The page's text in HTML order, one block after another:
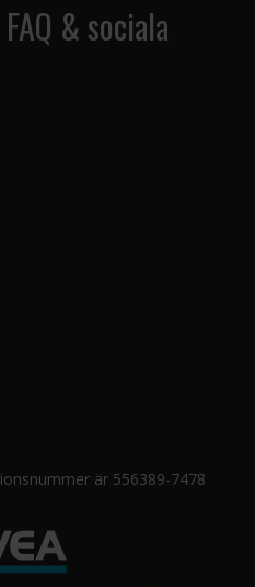
& sociala
är 556389-7478